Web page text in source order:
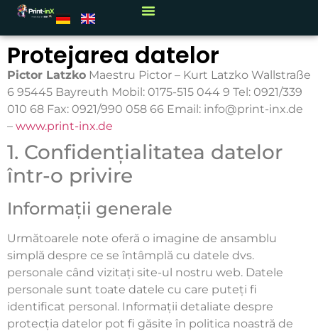
Datenschutz_Rou
Protejarea datelor
Pictor Latzko Maestru Pictor – Kurt Latzko Wallstraße
6 95445 Bayreuth Mobil: 0175-515 044 9 Tel: 0921/339
010 68 Fax: 0921/990 058 66 Email: info@print-inx.de
– www.print-inx.de
1. Confidențialitatea datelor
într-o privire
Informații generale
Următoarele note oferă o imagine de ansamblu
simplă despre ce se întâmplă cu datele dvs.
personale când vizitați site-ul nostru web. Datele
personale sunt toate datele cu care puteți fi
identificat personal. Informații detaliate despre
protecția datelor pot fi găsite în politica noastră de